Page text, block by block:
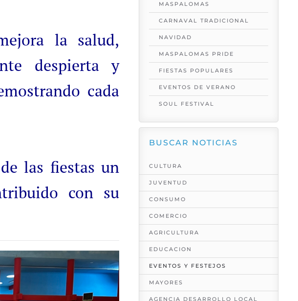
la salud,
despierta y
cada
las fiestas un
con su
MASPALOMAS
CARNAVAL TRADICIONAL
NAVIDAD
MASPALOMAS PRIDE
FIESTAS POPULARES
EVENTOS DE VERANO
SOUL FESTIVAL
BUSCAR NOTICIAS
CULTURA
JUVENTUD
CONSUMO
COMERCIO
AGRICULTURA
EDUCACION
EVENTOS Y FESTEJOS
MAYORES
AGENCIA DESARROLLO LOCAL